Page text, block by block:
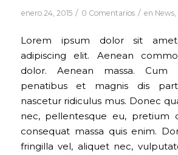
enero 24, 2015 / 0 Comentarios / en News
Lorem ipsum dolor sit
adipiscing elit. Aenean
dolor. Aenean massa. Cum
penatibus et magnis dis
nascetur ridiculus mus. Donec
nec, pellentesque eu, pretium
consequat massa quis enim.
fringilla vel, aliquet nec,